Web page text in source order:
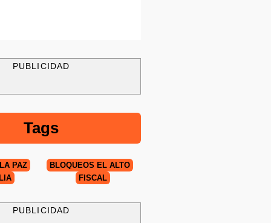
PUBLICIDAD
Tags
PAZ
BLOQUEOS EL ALTO
FISCAL
PUBLICIDAD